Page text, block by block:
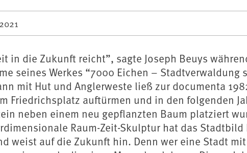
in die Zukunft reicht”, sagte Joseph Beuys
seines Werkes “7000 Eichen – Stadtverwaldung
mit Hut und Anglerweste ließ zur documenta
Friedrichsplatz auftürmen und in den folgenden
neben einem neu gepflanzten Baum platziert
Raum-Zeit-Skulptur hat das Stadtbild
weist auf die Zukunft hin. Denn wer eine Stadt